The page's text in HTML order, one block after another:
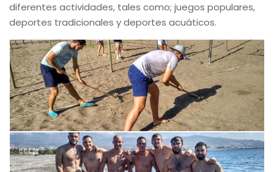
diferentes actividades, tales como; juegos populares,
deportes tradicionales y deportes acuáticos.